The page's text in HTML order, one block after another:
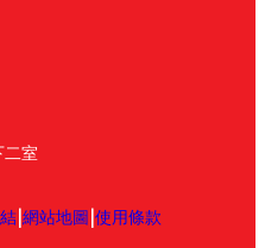
二室
網站地圖 使用條款